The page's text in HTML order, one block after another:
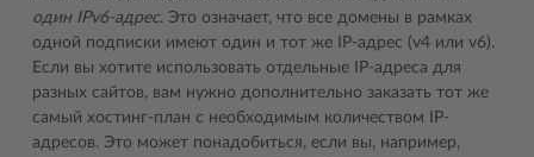
один IPv6-адрес. Это означает, что все домены в рамках
одной подписки имеют один и тот же IP-адрес (v4 или v6).
Если вы хотите использовать отдельные IP-адреса для
разных сайтов, вам нужно дополнительно заказать тот же
самый хостинг-план с необходимым количеством IP-
адресов. Это может понадобиться, если вы, например,